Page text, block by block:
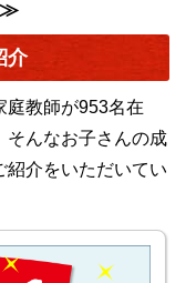
≫
介
庭教師が953名在
そんなお子さんの成
紹介をいただいてい